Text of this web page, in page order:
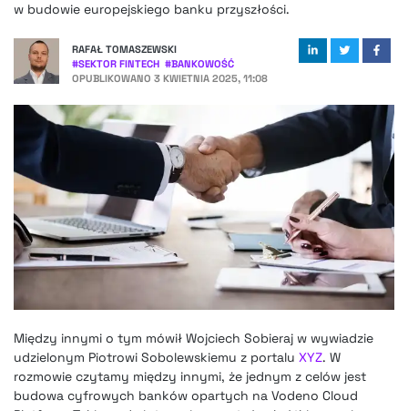
w budowie europejskiego banku przyszłości.
RAFAŁ TOMASZEWSKI
#SEKTOR FINTECH #BANKOWOŚĆ
OPUBLIKOWANO 3 KWIETNIA 2025, 11:08
Między innymi o tym mówił Wojciech Sobieraj w wywiadzie
udzielonym Piotrowi Sobolewskiemu z portalu XYZ. W
rozmowie czytamy między innymi, że jednym z celów jest
budowa cyfrowych banków opartych na Vodeno Cloud